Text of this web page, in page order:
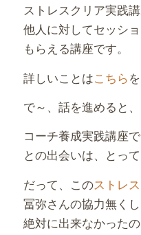
ストレスクリア実践
他人に対してセッシ
もらえる講座です。
詳しいことはこちら
で～、話を進めると、
コーチ養成実践講座
との出会いは、とっ
だって、このストレ
冨弥さんの協力無くし
絶対に出来なかったの